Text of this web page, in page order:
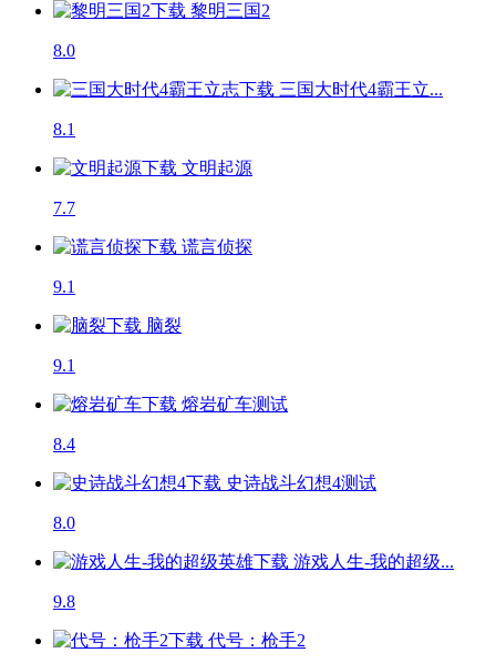
黎明三国2
8.0
三国大时代4霸王立...
8.1
文明起源
7.7
谎言侦探
9.1
脑裂
9.1
熔岩矿车测试
8.4
史诗战斗幻想4测试
8.0
游戏人生-我的超级...
9.8
代号：枪手2